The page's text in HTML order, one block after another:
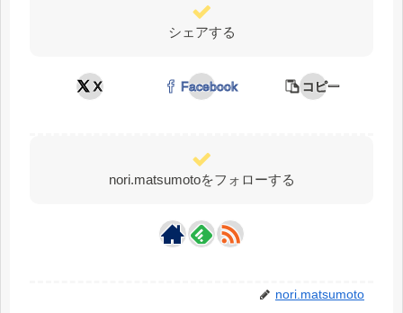
シェアする
X Facebook コピー
nori.matsumotoをフォローする
nori.matsumoto